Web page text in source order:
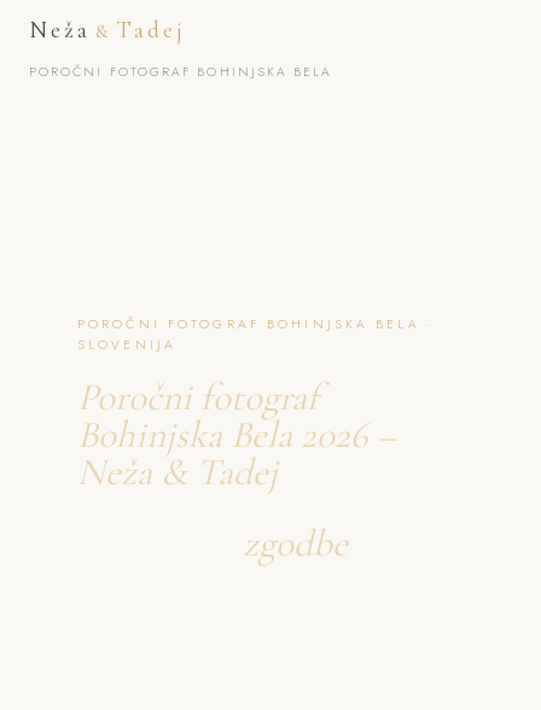
Neža & Tadej
POROČNI FOTOGRAF BOHINJSKA BELA
POROČNI FOTOGRAF BOHINJSKA BELA ·
SLOVENIJA
Poročni fotograf
Bohinjska Bela 2026 –
Neža & Tadej
zgodbe
o poročno fotografiranje